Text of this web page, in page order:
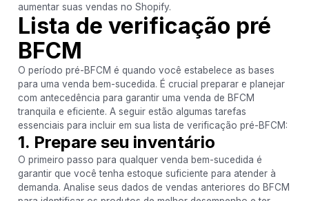
aumentar suas vendas no Shopify.
Lista de verificação pré
BFCM
O período pré-BFCM é quando você estabelece as bases
para uma venda bem-sucedida. É crucial preparar e planejar
com antecedência para garantir uma venda de BFCM
tranquila e eficiente. A seguir estão algumas tarefas
essenciais para incluir em sua lista de verificação pré-BFCM:
1. Prepare seu inventário
O primeiro passo para qualquer venda bem-sucedida é
garantir que você tenha estoque suficiente para atender à
demanda. Analise seus dados de vendas anteriores do BFCM